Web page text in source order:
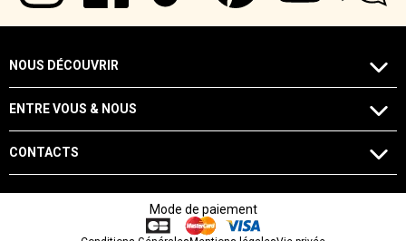
NOUS DÉCOUVRIR
ENTRE VOUS & NOUS
CONTACTS
Mode de paiement